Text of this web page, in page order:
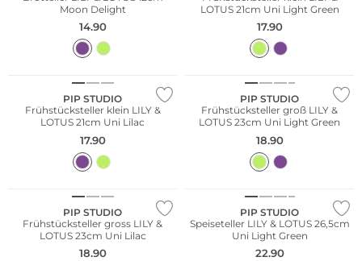
Moon Delight
14.90
LOTUS 21cm Uni Light Green
17.90
PIP STUDIO
Frühstücksteller klein LILY &
LOTUS 21cm Uni Lilac
17.90
PIP STUDIO
Frühstücksteller groß LILY &
LOTUS 23cm Uni Light Green
18.90
PIP STUDIO
Frühstücksteller gross LILY &
LOTUS 23cm Uni Lilac
18.90
PIP STUDIO
Speiseteller LILY & LOTUS 26,5cm
Uni Light Green
22.90